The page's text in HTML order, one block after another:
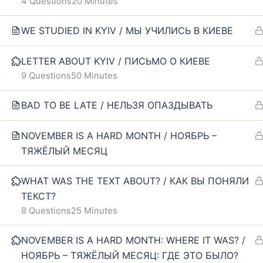
WE STUDIED IN KYIV / МЫ УЧИЛИСЬ В КИЕВЕ
LETTER ABOUT KYIV / ПИСЬМО О КИЕВЕ
50 Minutes
9 Questions
BAD TO BE LATE / НЕЛЬЗЯ ОПАЗДЫВАТЬ
NOVEMBER IS A HARD MONTH / НОЯБРЬ –
ТЯЖЁЛЫЙ МЕСЯЦ
WHAT WAS THE TEXT ABOUT? / КАК ВЫ ПОНЯЛИ
ТЕКСТ?
25 Minutes
8 Questions
NOVEMBER IS A HARD MONTH: WHERE IT WAS? /
НОЯБРЬ – ТЯЖЁЛЫЙ МЕСЯЦ: ГДЕ ЭТО БЫЛО?
Terms and conditions
Returns and refunds policy